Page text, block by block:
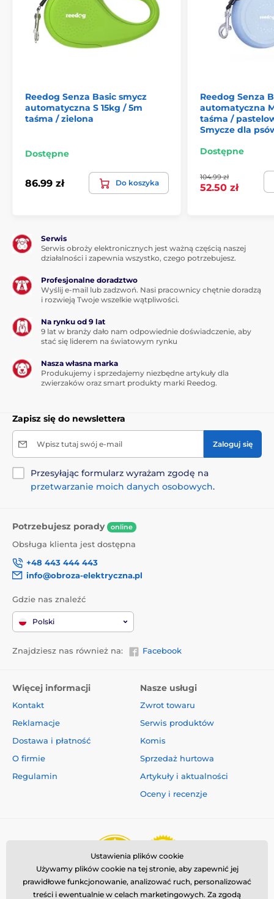
Wyjątkowo mocna linka,
która nie plącze się!
doskonałą zdolnością wytrzymywania obciążenia.
Jeden przycisk: idealna
Niezależnie od tego, czy Twojego pupila zaskoczy inny pies,
przechodzień, czy przejeżdżające obok auto Reedog Senza
problemu zwiniesz smycz, zatrzymasz lub pozwolisz na
działania nie popląta się.
Inne Akcesoria do spacerów
Smycze dla psów
Linka Dla średnich psów
Akcesoria do spacerów
Reedog Senza Basic smycz
automatyczna S 15kg / 5m
taśma / zielona
Dostępne
86.99 zł Do koszyka
Reedog Senza
automatyczna
taśma /
Smycze dla
Dostępne
104.99 zł
52.50 zł
Serwis
Serwis obroży elektronicznych jest ważną częścią naszej
działalności i zapewnia wszystko, czego potrzebujesz.
Profesjonalne doradztwo
Wyślij e-mail lub zadzwoń. Nasi pracownicy chętnie doradzą
i rozwieją Twoje wszelkie wątpliwości.
Na rynku od 9 lat
9 lat w branży dało nam odpowiednie doświadczenie, aby
stać się liderem na światowym rynku
Nasza własna marka
Produkujemy i sprzedajemy niezbędne artykuły dla
zwierzaków oraz smart produkty marki Reedog.
Zapisz się do newslettera
Wpisz tutaj swój e-mail Zaloguj się
Przesyłając formularz wyrażam zgodę na
przetwarzanie moich danych osobowych.
Potrzebujesz porady online
Obsługa klienta jest dostępna
+48 443 444 443
info@obroza-elektryczna.pl
Gdzie nas znaleźć
Polski
Znajdziesz nas również na: Facebook
Więcej informacji
Kontakt
Reklamacje
Dostawa i płatność
O firmie
Regulamin
Nasze usługi
Zwrot towaru
Serwis produktów
Komis
Sprzedaż hurtowa
Artykuły i aktualności
Oceny i recenzje
Ustawienia plików cookie
Używamy plików cookie na tej stronie, aby zapewnić jej
prawidłowe funkcjonowanie, analizować ruch, personalizować
treści i ewentualnie w celach marketingowych. Za zgodą